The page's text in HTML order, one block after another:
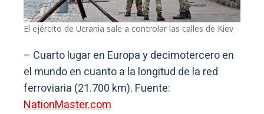
El ejército de Ucrania sale a controlar las calles de Kiev
– Cuarto lugar en Europa y decimotercero en
el mundo en cuanto a la longitud de la red
ferroviaria (21.700 km). Fuente:
NationMaster.com